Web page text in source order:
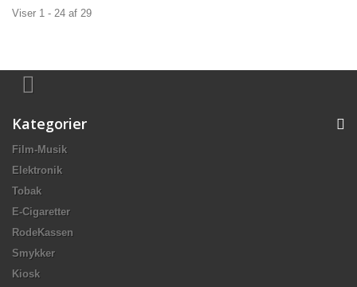
Viser 1 - 24 af 29
Kategorier
Film-Musik
Elektronik
Tobak
E-Cigaretter
RodeKassen
Smykker
Kiosk